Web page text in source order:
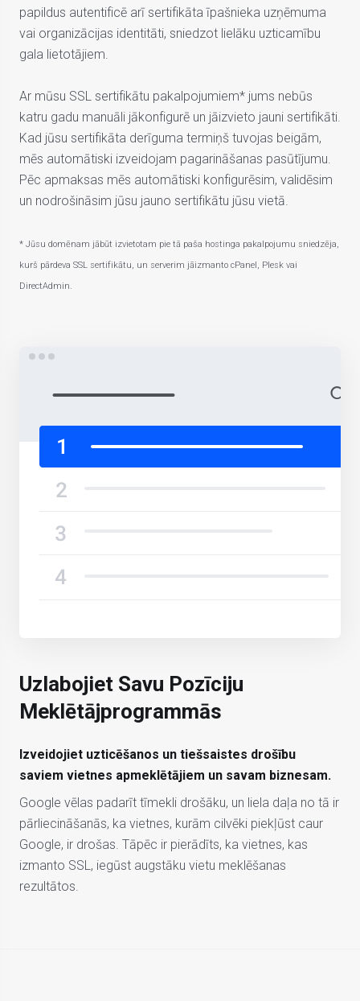
papildus autentificē arī sertifikāta īpašnieka uzņēmuma
vai organizācijas identitāti, sniedzot lielāku uzticamību
gala lietotājiem.
Ar mūsu SSL sertifikātu pakalpojumiem* jums nebūs
katru gadu manuāli jākonfigurē un jāizvieto jauni sertifikāti.
Kad jūsu sertifikāta derīguma termiņš tuvojas beigām,
mēs automātiski izveidojam pagarināšanas pasūtījumu.
Pēc apmaksas mēs automātiski konfigurēsim, validēsim
un nodrošināsim jūsu jauno sertifikātu jūsu vietā.
* Jūsu domēnam jābūt izvietotam pie tā paša hostinga pakalpojumu sniedzēja,
kurš pārdeva SSL sertifikātu, un serverim jāizmanto cPanel, Plesk vai
DirectAdmin.
Uzlabojiet Savu Pozīciju
Meklētājprogrammās
Izveidojiet uzticēšanos un tiešsaistes drošību
saviem vietnes apmeklētājiem un savam biznesam.
Google vēlas padarīt tīmekli drošāku, un liela daļa no tā ir
pārliecināšanās, ka vietnes, kurām cilvēki piekļūst caur
Google, ir drošas. Tāpēc ir pierādīts, ka vietnes, kas
izmanto SSL, iegūst augstāku vietu meklēšanas
rezultātos.